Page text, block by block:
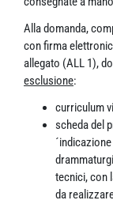
Alla domanda,
con firma
allegato (ALL 1),
esclusione:
curriculum
scheda del
tecnici, con
da